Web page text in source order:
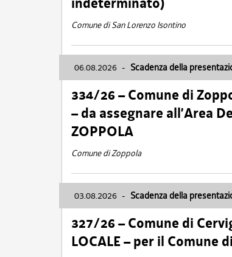
Comune di San Lorenzo Isontino
06.08.2026 - Scadenza della
334/26 – Comune di
– da assegnare all’Area
ZOPPOLA
Comune di Zoppola
03.08.2026 - Scadenza della
327/26 – Comune di
LOCALE – per il Comune